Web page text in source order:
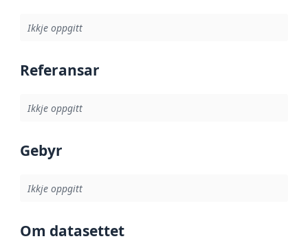
Ikkje oppgitt
Referansar
Ikkje oppgitt
Gebyr
Ikkje oppgitt
Om datasettet